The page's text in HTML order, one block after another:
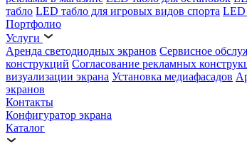
табло LED табло для игровых видов спорта LED
Портфолио
Услуги
Аренда светодиодных экранов Сервисное
конструкций Согласование рекламных
визуализации экрана Установка медиафасадов
экранов
Контакты
Конфигуратор экрана
Каталог